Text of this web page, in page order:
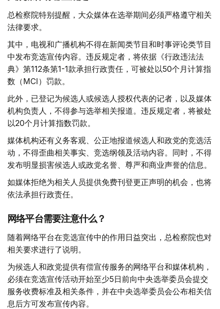
总检察院特别提醒，大众媒体在选举期间必须严格遵守相关
法律要求。
其中，电视和广播机构不得在新闻类节目和时事评论类节目
中发布竞选宣传内容。违反规定者，将依据《行政违法法
典》第112条第1-1款承担行政责任，可被处以50个月计算指
数（MCI）罚款。
此外，已登记为候选人或候选人授权代表的记者，以及媒体
机构负责人，不得参与选举相关报道。违反规定者，将被处
以20个月计算指数罚款。
媒体机构还有义务客观、公正地报道候选人和政党的竞选活
动，不得歪曲相关事实、竞选纲领及活动内容。同时，不得
发布明显损害候选人或政党名誉、尊严和商业声誉的信息。
如媒体拒绝为相关人员提供免费刊登更正声明的机会，也将
依法承担行政责任。
网络平台需要注意什么？
随着网络平台在竞选宣传中的作用日益突出，总检察院也对
相关要求进行了说明。
为候选人和政党提供有偿宣传服务的网络平台和媒体机构，
必须在竞选宣传活动开始至少5日前向中央选举委员会提交
服务收费标准及相关条件，并在中央选举委员会公布相关信
息后方可发布宣传内容。